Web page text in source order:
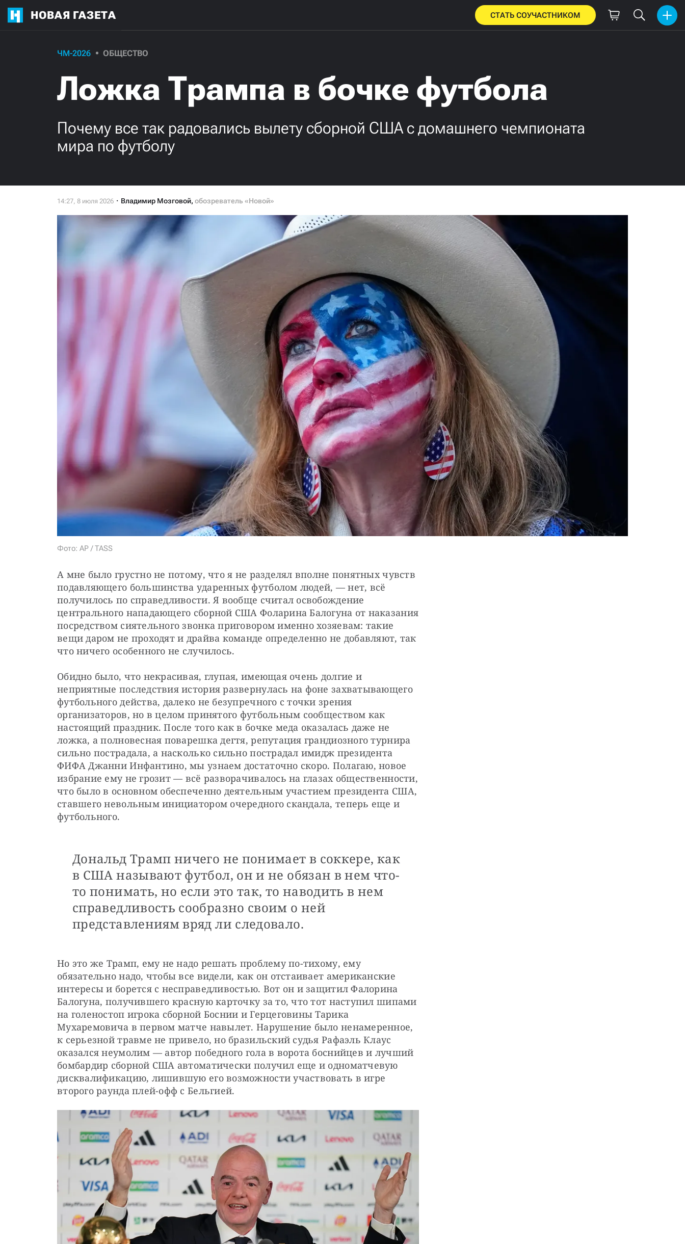
НОВАЯ ГАЗЕТА СТАТЬ СОУЧАСТНИКОМ
ЧМ-2026 ОБЩЕСТВО
Ложка Трампа в бочке футбола
Почему все так радовались вылету сборной США с домашнего чемпионата
мира по футболу
Владимир Мозговой, обозреватель «Новой»
Фото: AP / TASS
А мне было грустно не потому, что я не разделял вполне понятных чувств
подавляющего большинства ударенных футболом людей, — нет, всё
получилось по справедливости. Я вообще считал освобождение
центрального нападающего сборной США Фоларина Балогуна от наказания
посредством сиятельного звонка приговором именно хозяевам: такие
вещи даром не проходят и драйва команде определенно не добавляют, так
что ничего особенного не случилось.
Обидно было, что некрасивая, глупая, имеющая очень долгие и
неприятные последствия история развернулась на фоне захватывающего
футбольного действа, далеко не безупречного с точки зрения
организаторов, но в целом принятого футбольным сообществом как
настоящий праздник. После того как в бочке меда оказалась даже не
ложка, а полновесная поварешка дегтя, репутация грандиозного турнира
сильно пострадала, а насколько сильно пострадал имидж президента
ФИФА Джанни Инфантино, мы узнаем достаточно скоро. Полагаю, новое
избрание ему не грозит — всё разворачивалось на глазах общественности,
что было в основном обеспеченно деятельным участием президента США,
ставшего невольным инициатором очередного скандала, теперь еще и
футбольного.
Дональд Трамп ничего не понимает в соккере, как
в США называют футбол, он и не обязан в нем что-
то понимать, но если это так, то наводить в нем
справедливость сообразно своим о ней
представлениям вряд ли следовало.
Но это же Трамп, ему не надо решать проблему по-тихому, ему
обязательно надо, чтобы все видели, как он отстаивает американские
интересы и борется с несправедливостью. Вот он и защитил Фалорина
Балогуна, получившего красную карточку за то, что тот наступил шипами
на голеностоп игрока сборной Боснии и Герцеговины Тарика
Мухаремовича в первом матче навылет. Нарушение было ненамеренное,
к серьезной травме не привело, но бразильский судья Рафаэль Клаус
оказался неумолим — автор победного гола в ворота боснийцев и лучший
бомбардир сборной США автоматически получил еще и одноматчевую
дисквалификацию, лишившую его возможности участвовать в игре
второго раунда плей-офф с Бельгией.